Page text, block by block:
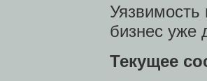
Уязвимость
бизнес уже
Текущее